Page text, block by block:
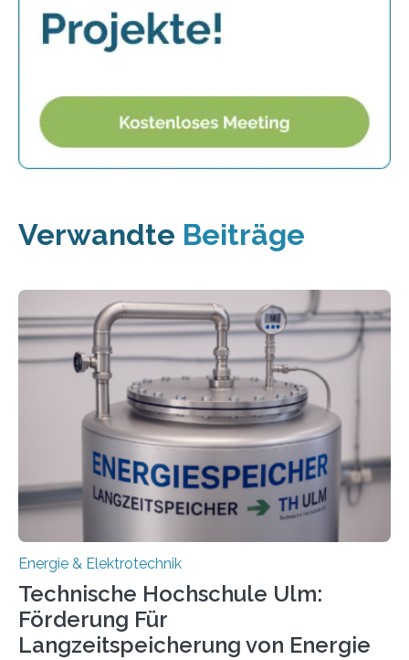
Verwandte Beiträge
Energie & Elektrotechnik
Technische Hochschule Ulm:
Förderung Für
Langzeitspeicherung von Energie